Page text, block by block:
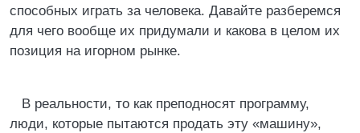
способных играть за человека. Давайте разберемся
для чего вообще их придумали и какова в целом их
позиция на игорном рынке.
В реальности, то как преподносят программу,
люди, которые пытаются продать эту «машину»,